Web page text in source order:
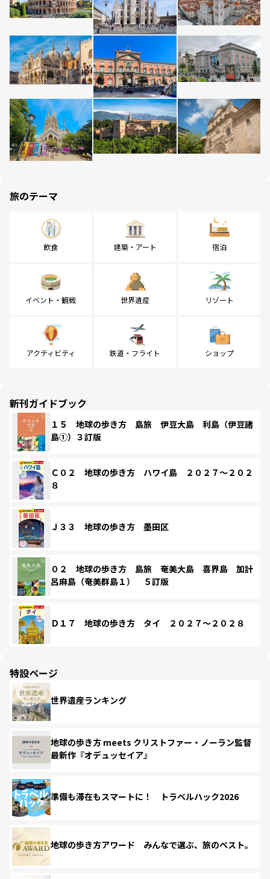
旅のテーマ
飲食 建築・アート 宿泊
イベント・観戦 世界遺産 リゾート
アクティビティ 鉄道・フライト ショップ
新刊ガイドブック
１５ 地球の歩き方 島旅 伊豆大島 利島（伊豆諸
島①）３訂版
Ｃ０２ 地球の歩き方 ハワイ島 ２０２７～２０２
８
Ｊ３３ 地球の歩き方 墨田区
０２ 地球の歩き方 島旅 奄美大島 喜界島 加計
呂麻島（奄美群島１） ５訂版
Ｄ１７ 地球の歩き方 タイ ２０２７～２０２８
特設ページ
世界遺産ランキング
地球の歩き方 meets クリストファー・ノーラン監督
最新作『オデュッセイア』
準備も滞在もスマートに！ トラベルハック2026
地球の歩き方アワード みんなで選ぶ、旅のベスト。